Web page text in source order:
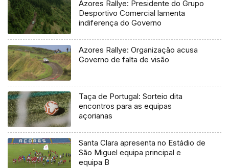
Azores Rallye: Presidente do Grupo
Desportivo Comercial lamenta
indiferença do Governo
Azores Rallye: Organização acusa
Governo de falta de visão
Taça de Portugal: Sorteio dita
encontros para as equipas
açorianas
Santa Clara apresenta no Estádio de
São Miguel equipa principal e
equipa B